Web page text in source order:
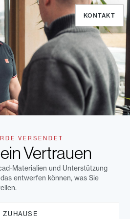
KONTAKT
VERSENDET
Vertrauen
Materialien und Unterstützung
entwerfen können, was Sie
ZUHAUSE